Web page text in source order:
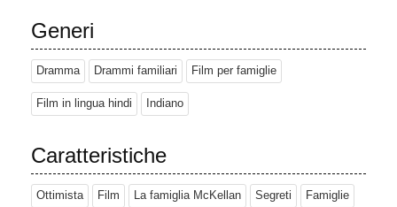
Generi
Dramma Drammi familiari Film per famiglie
Film in lingua hindi Indiano
Caratteristiche
Ottimista Film La famiglia McKellan Segreti Famiglie